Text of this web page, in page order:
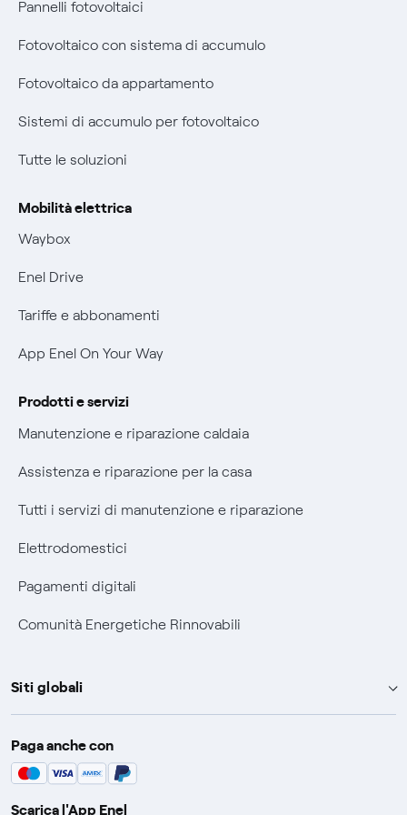
prescrizione
Remit
Certificazioni
Nuove regole europee per la protezione dei dati
Offerte Placet non vulnerabili
Mobilità Elettrica
Phishing e truffe online
Verifica chi ti ha chiamato
Agevolazione utenti con disabilità per offerte Fibra
Pannelli fotovoltaici
Fotovoltaico con sistema di accumulo
Fotovoltaico da appartamento
Sistemi di accumulo per fotovoltaico
Tutte le soluzioni
Mobilità elettrica
Waybox
Enel Drive
Tariffe e abbonamenti
App Enel On Your Way
Prodotti e servizi
Manutenzione e riparazione caldaia
Assistenza e riparazione per la casa
Tutti i servizi di manutenzione e riparazione
Elettrodomestici
Pagamenti digitali
Comunità Energetiche Rinnovabili
Siti globali
Enel Group
Enel Green Power
Paga anche con
Scarica l'App Enel